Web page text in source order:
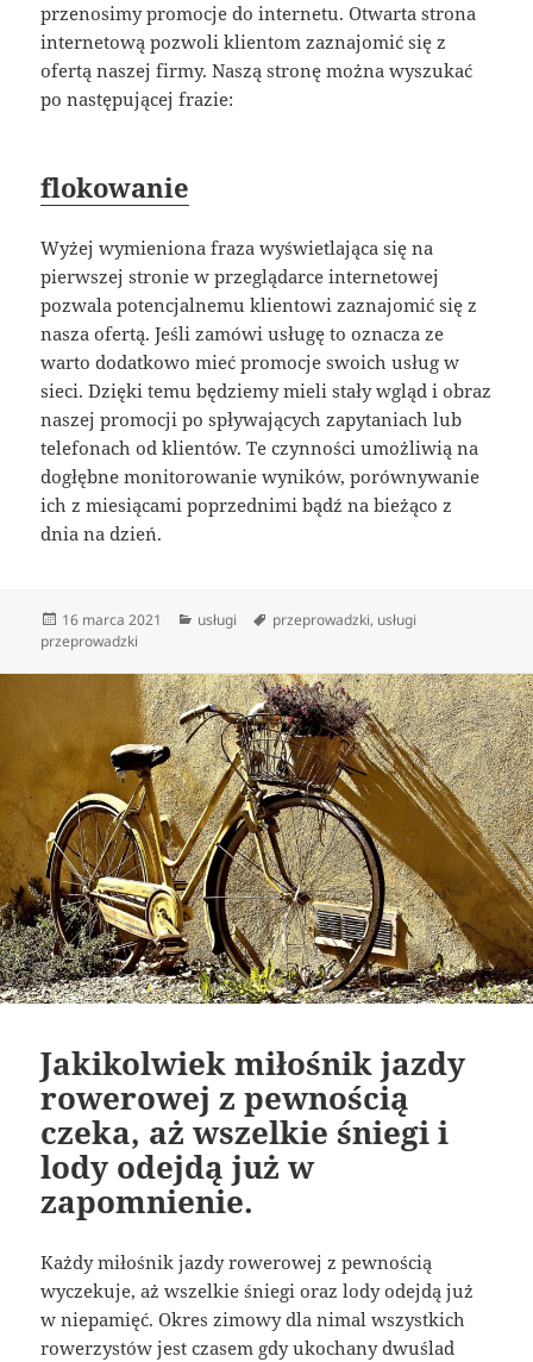
przenosimy promocje do internetu. Otwarta strona
internetową pozwoli klientom zaznajomić się z
ofertą naszej firmy. Naszą stronę można wyszukać
po następującej frazie:
flokowanie
Wyżej wymieniona fraza wyświetlająca się na
pierwszej stronie w przeglądarce internetowej
pozwala potencjalnemu klientowi zaznajomić się z
nasza ofertą. Jeśli zamówi usługę to oznacza ze
warto dodatkowo mieć promocje swoich usług w
sieci. Dzięki temu będziemy mieli stały wgląd i obraz
naszej promocji po spływających zapytaniach lub
telefonach od klientów. Te czynności umożliwią na
dogłębne monitorowanie wyników, porównywanie
ich z miesiącami poprzednimi bądź na bieżąco z
dnia na dzień.
Data
publikacji
16 marca 2021 Kategorie
usługi Tagi
przeprowadzki, usługi
przeprowadzki
Jakikolwiek miłośnik jazdy
rowerowej z pewnością
czeka, aż wszelkie śniegi i
lody odejdą już w
zapomnienie.
Każdy miłośnik jazdy rowerowej z pewnością
wyczekuje, aż wszelkie śniegi oraz lody odejdą już
w niepamięć. Okres zimowy dla nimal wszystkich
rowerzystów jest czasem gdy ukochany dwuślad